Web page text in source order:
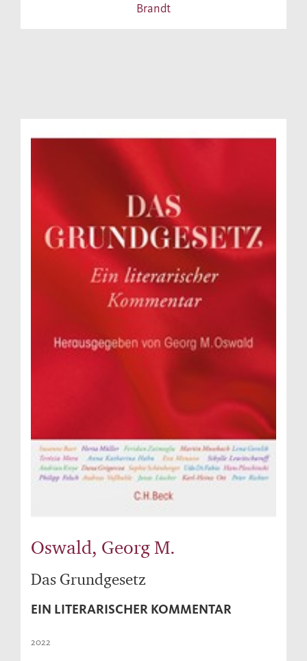
Brandt
Oswald, Georg M.
Das Grundgesetz
EIN LITERARISCHER KOMMENTAR
2022